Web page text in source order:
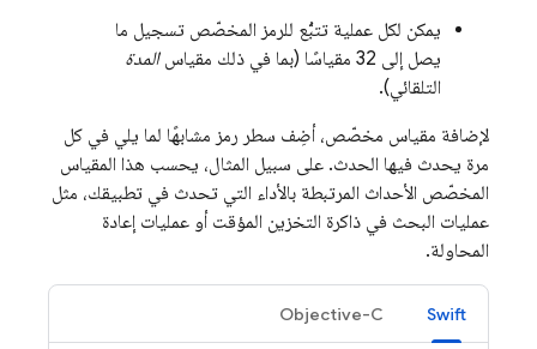
يمكن لكل عملية تتبُّع للرمز المخصّص تسجيل ما
يصل إلى 32 مقياسًا (بما في ذلك مقياس
المدة
التلقائي).
لإضافة مقياس مخصّص، أضِف سطر رمز مشابهًا لما يلي في كل
مرة يحدث فيها الحدث. على سبيل المثال، يحسب هذا المقياس
المخصّص الأحداث المرتبطة بالأداء التي تحدث في تطبيقك، مثل
عمليات البحث في ذاكرة التخزين المؤقت أو عمليات إعادة
المحاولة.
Swift
Objective-C